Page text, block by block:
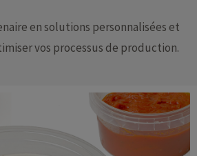
en solutions personnalisées et
vos processus de production.